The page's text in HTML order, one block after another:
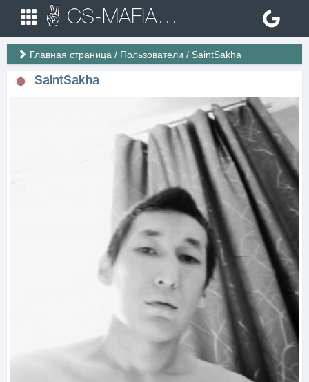
✌ CS-MAFIA.RU ✌ Игровые сервера Counter Strike 1.6
Главная страница / Пользователи / SaintSakha
SaintSakha